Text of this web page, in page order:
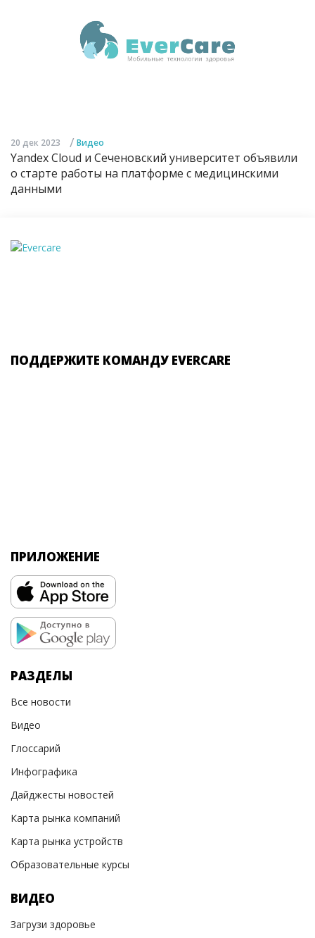
20 дек 2023 / Видео
Yandex Cloud и Сеченовский университет объявили
о старте работы на платформе с медицинскими
данными
ПОДДЕРЖИТЕ КОМАНДУ EVERCARE
ПРИЛОЖЕНИЕ
РАЗДЕЛЫ
Все новости
Видео
Глоссарий
Инфографика
Дайджесты новостей
Карта рынка компаний
Карта рынка устройств
Образовательные курсы
ВИДЕО
Загрузи здоровье